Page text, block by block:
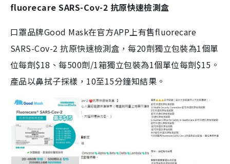
fluorecare SARS-Cov-2 抗原快速檢測盒
口罩品牌Good Mask在官方APP上有售fluorecare
SARS-Cov-2 抗原快速檢測盒，每20劑獨立包裝為1個單
位每劑$18、每500劑/1箱獨立包裝為1個單位每劑$15。
產品以鼻拭子採樣，10至15分鐘知結果。